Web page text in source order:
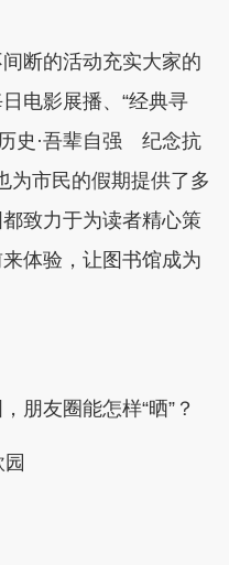
断的活动充实大家的
电影展播、“经典寻
史·吾辈自强 纪念抗
为市民的假期提供了多
致力于为读者精心策
体验，让图书馆成为
朋友圈能怎样“晒”？